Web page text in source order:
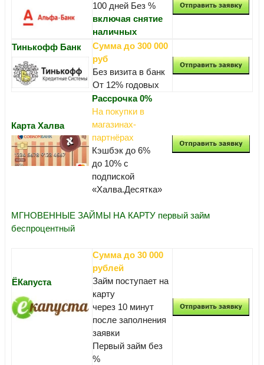
100 дней Без %
включая снятие
наличных
Тинькофф Банк
Сумма до 300 000
руб
Без визита в банк
От 12% годовых
Карта Халва
Рассрочка 0%
На покупки в
магазинах-
партнёрах
Кэшбэк до 6%
до 10% с
подпиской
«Халва.Десятка»
МГНОВЕННЫЕ ЗАЙМЫ НА КАРТУ первый займ
беспроцентный
ЁКапуста
Сумма до 30 000
рублей
Займ поступает на
карту
через 10 минут
после заполнения
заявки
Первый займ без
%